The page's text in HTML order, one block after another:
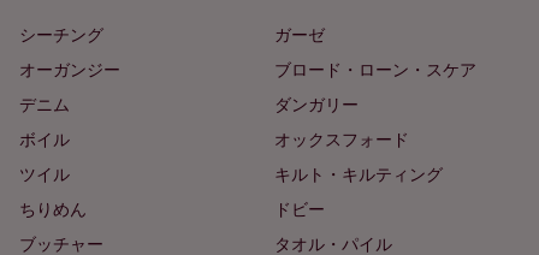
シーチング
ガーゼ
オーガンジー
ブロード・ローン・スケア
デニム
ダンガリー
ボイル
オックスフォード
ツイル
キルト・キルティング
ちりめん
ドビー
ブッチャー
タオル・パイル